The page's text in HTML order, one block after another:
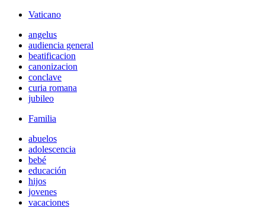
Vaticano
angelus
audiencia general
beatificacion
canonizacion
conclave
curia romana
jubileo
Familia
abuelos
adolescencia
bebé
educación
hijos
jovenes
vacaciones